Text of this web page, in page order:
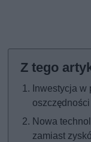
Inwestycja w
oszczędności
Nowa
zamiast